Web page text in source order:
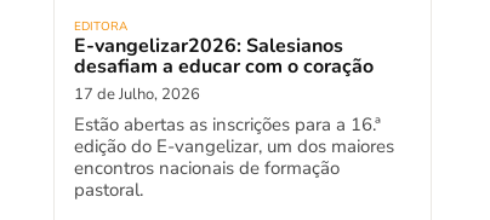
EDITORA
E-vangelizar2026: Salesianos
desafiam a educar com o coração
17 de Julho, 2026
Estão abertas as inscrições para a 16.ª
edição do E-vangelizar, um dos maiores
encontros nacionais de formação
pastoral.